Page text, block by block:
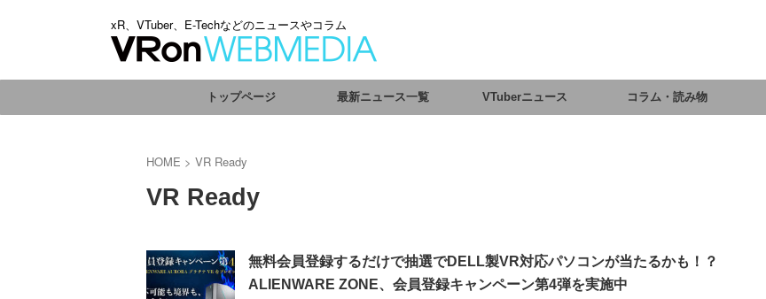
xR、VTuber、E-Techなどのニュースやコラム
トップページ 最新ニュース一覧 VTuberニュース コラム・読み物
HOME > VR Ready
VR Ready
無料会員登録するだけで抽選でDELL製VR対応パソコンが当たるかも！？
ALIENWARE ZONE、会員登録キャンペーン第4弾を実施中